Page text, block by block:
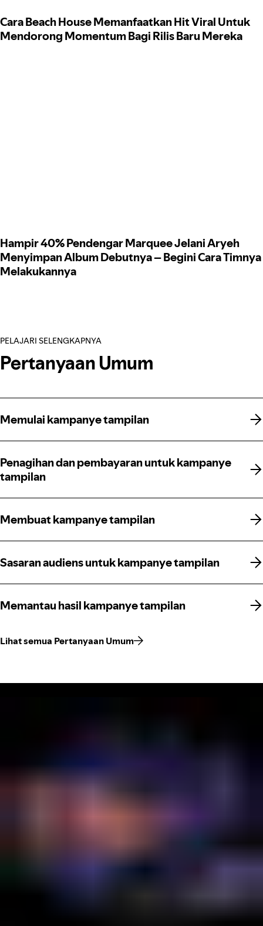
Cara Beach House Memanfaatkan Hit Viral Untuk
Mendorong Momentum Bagi Rilis Baru Mereka
Hampir 40% Pendengar Marquee Jelani Aryeh
Menyimpan Album Debutnya – Begini Cara Timnya
Melakukannya
PELAJARI SELENGKAPNYA
Pertanyaan Umum
Memulai kampanye tampilan
Memulai kampanye tampilan
Penagihan dan pembayaran untuk kampanye
tampilan
Penagihan dan pembayaran untuk kampanye
tampilan
Membuat kampanye tampilan
Membuat kampanye tampilan
Sasaran audiens untuk kampanye tampilan
Sasaran audiens untuk kampanye tampilan
Memantau hasil kampanye tampilan
Memantau hasil kampanye tampilan
Lihat semua Pertanyaan Umum